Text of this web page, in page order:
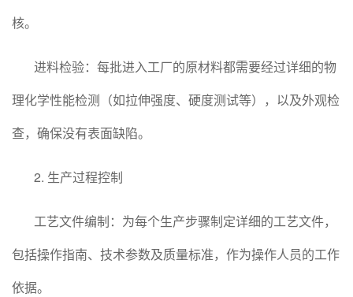
核。
进料检验：每批进入工厂的原材料都需要经过详细的物
理化学性能检测（如拉伸强度、硬度测试等），以及外观检
查，确保没有表面缺陷。
2. 生产过程控制
工艺文件编制：为每个生产步骤制定详细的工艺文件，
包括操作指南、技术参数及质量标准，作为操作人员的工作
依据。